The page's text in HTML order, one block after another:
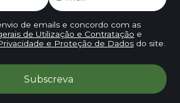
de emails e concordo com as
de Utilização e Contratação e
e Proteção de Dadosdo site.